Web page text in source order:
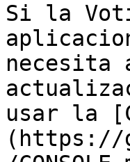
Si la
necesita
usar la
(https://